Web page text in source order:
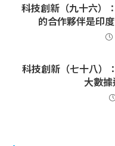
科技創新（九十六）
的合作夥伴是印
科技創新（七十八）
大數